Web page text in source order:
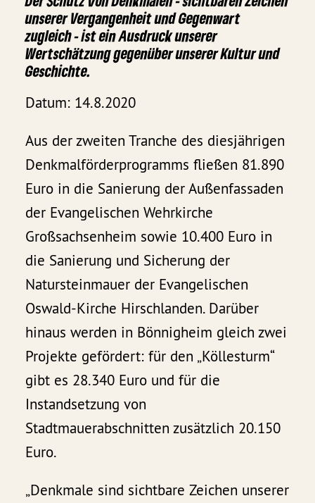
unserer Vergangenheit und Gegenwart
zugleich - ist ein Ausdruck unserer
Wertschätzung gegenüber unserer Kultur und
Geschichte.
Datum: 14.8.2020
Aus der zweiten Tranche des diesjährigen
Denkmalförderprogramms fließen 81.890
Euro in die Sanierung der Außenfassaden
der Evangelischen Wehrkirche
Großsachsenheim sowie 10.400 Euro in
die Sanierung und Sicherung der
Natursteinmauer der Evangelischen
Oswald-Kirche Hirschlanden. Darüber
hinaus werden in Bönnigheim gleich zwei
Projekte gefördert: für den „Köllesturm“
gibt es 28.340 Euro und für die
Instandsetzung von
Stadtmauerabschnitten zusätzlich 20.150
Euro.
„Denkmale sind sichtbare Zeichen unserer